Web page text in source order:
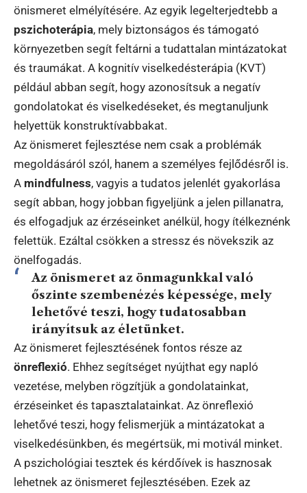
önismeret elmélyítésére. Az egyik legelterjedtebb a
pszichoterápia, mely biztonságos és támogató
környezetben segít feltárni a tudattalan mintázatokat
és traumákat. A kognitív viselkedésterápia (KVT)
például abban segít, hogy azonosítsuk a negatív
gondolatokat és viselkedéseket, és megtanuljunk
helyettük konstruktívabbakat.
Az önismeret fejlesztése nem csak a problémák
megoldásáról szól, hanem a személyes fejlődésről is.
A mindfulness, vagyis a tudatos jelenlét gyakorlása
segít abban, hogy jobban figyeljünk a jelen pillanatra,
és elfogadjuk az érzéseinket anélkül, hogy ítélkeznénk
felettük. Ezáltal csökken a stressz és növekszik az
önelfogadás.
Az önismeret az önmagunkkal való
őszinte szembenézés képessége, mely
lehetővé teszi, hogy tudatosabban
irányítsuk az életünket.
Az önismeret fejlesztésének fontos része az
önreflexió. Ehhez segítséget nyújthat egy napló
vezetése, melyben rögzítjük a gondolatainkat,
érzéseinket és tapasztalatainkat. Az önreflexió
lehetővé teszi, hogy felismerjük a mintázatokat a
viselkedésünkben, és megértsük, mi motivál minket.
A pszichológiai tesztek és kérdőívek is hasznosak
lehetnek az önismeret fejlesztésében. Ezek az